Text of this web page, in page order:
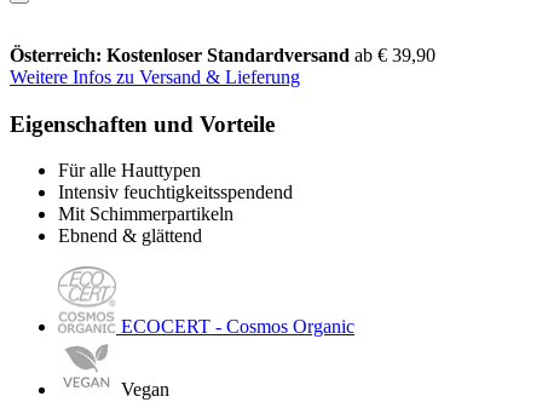
Österreich: Kostenloser Standardversand ab € 39,90
Weitere Infos zu Versand & Lieferung
Eigenschaften und Vorteile
Für alle Hauttypen
Intensiv feuchtigkeitsspendend
Mit Schimmerpartikeln
Ebnend & glättend
ECOCERT - Cosmos Organic
Vegan